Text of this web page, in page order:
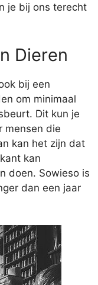
je bij ons terecht
Dieren
bij een
om minimaal
Dit kun je
mensen die
kan het zijn dat
kan
doen. Sowieso is
dan een jaar